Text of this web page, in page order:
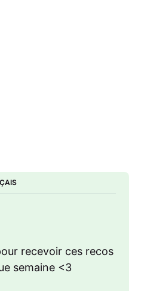
Entrez votre email pour recevoir ces recos
semaine <3